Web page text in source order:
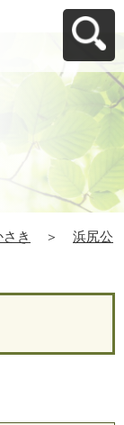
き ＞
浜尻公